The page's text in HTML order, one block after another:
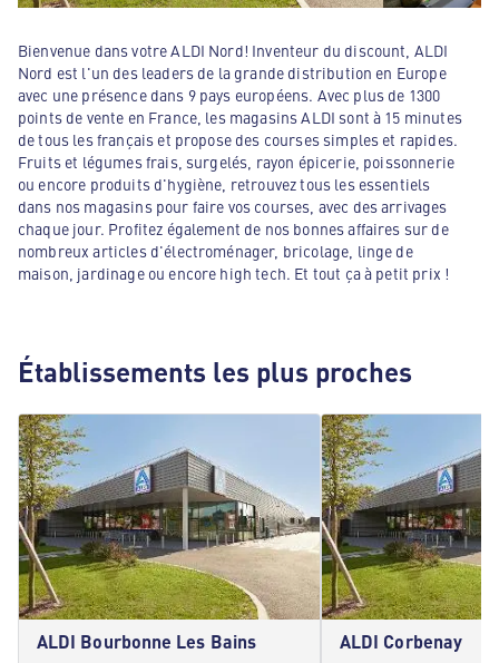
Bienvenue dans votre ALDI Nord! Inventeur du discount, ALDI
Nord est l'un des leaders de la grande distribution en Europe
avec une présence dans 9 pays européens. Avec plus de 1300
points de vente en France, les magasins ALDI sont à 15 minutes
de tous les français et propose des courses simples et rapides.
Fruits et légumes frais, surgelés, rayon épicerie, poissonnerie
ou encore produits d'hygiène, retrouvez tous les essentiels
dans nos magasins pour faire vos courses, avec des arrivages
chaque jour. Profitez également de nos bonnes affaires sur de
nombreux articles d'électroménager, bricolage, linge de
maison, jardinage ou encore high tech. Et tout ça à petit prix !
Établissements les plus proches
ALDI Bourbonne Les Bains ALDI Corbenay